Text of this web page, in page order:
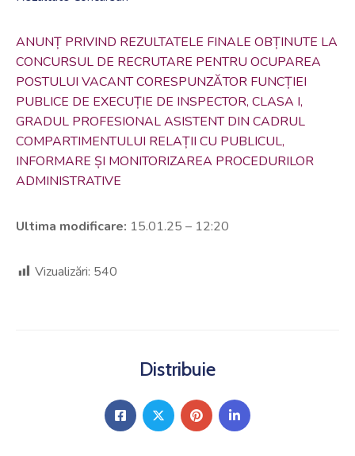
ANUNȚ PRIVIND REZULTATELE FINALE OBȚINUTE LA
CONCURSUL DE RECRUTARE PENTRU OCUPAREA
POSTULUI VACANT CORESPUNZĂTOR FUNCȚIEI
PUBLICE DE EXECUȚIE DE INSPECTOR, CLASA I,
GRADUL PROFESIONAL ASISTENT DIN CADRUL
COMPARTIMENTULUI RELAȚII CU PUBLICUL,
INFORMARE ȘI MONITORIZAREA PROCEDURILOR
ADMINISTRATIVE
Ultima modificare: 15.01.25 – 12:20
Vizualizări: 540
Distribuie